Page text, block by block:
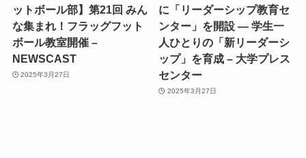
ットボール部】第21回 みん
な集まれ！フラッグフット
ボール教室開催 –
NEWSCAST
2025年3月27日
に「リーダーシップ教育セ
ンター」を開設 ― 学生一
人ひとりの「新リーダーシ
ップ」を育成 – 大学プレス
センター
2025年3月27日